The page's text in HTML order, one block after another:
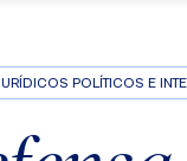
POLÍTICOS E